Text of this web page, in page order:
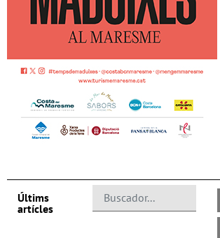
Últims
artícles